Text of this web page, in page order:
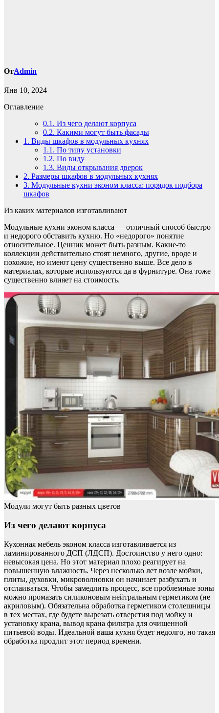
ОтAdmin
Янв 10, 2024
Оглавление
0.1. Из чего делают корпуса
0.2. Какими могут быть фасады
1. Виды шкафов в модульных кухнях
1.1. По типу установки
1.2. По виду
1.3. Виды открывания дверок
2. Размеры шкафов в модульных кухнях
3. Модульные кухни эконом класса: порядок подбора
шкафов
Из каких материалов изготавливают
Модульные кухни эконом класса — отличный способ быстро
и недорого обставить кухню. Но «недорого» понятие
относительное. Ценник может быть разным. Какие-то
коллекции действительно стоят немного, другие, вроде и
похожие, но имеют цену существенно выше. Все дело в
материалах, которые используются да в фурнитуре. Она тоже
существенно влияет на стоимость.
Модули могут быть разных цветов
Из чего делают корпуса
Кухонная мебель эконом класса изготавливается из
ламинированного ДСП (ЛДСП). Достоинство у него одно:
невысокая цена. Но этот материал плохо реагирует на
повышенную влажность. Через несколько лет возле мойки,
плиты, духовки, микроволновки он начинает разбухать и
отслаиваться. Чтобы замедлить процесс, все проблемные зоны
можно промазать силиконовым нейтральным герметиком (не
акриловым). Обязательна обработка герметиком столешницы
в тех местах, где будете вырезать отверстия под мойку и
установку крана, вывод крана фильтра для очищенной
питьевой воды. Идеальной ваша кухня будет недолго, но такая
обработка продлит этот период времени.